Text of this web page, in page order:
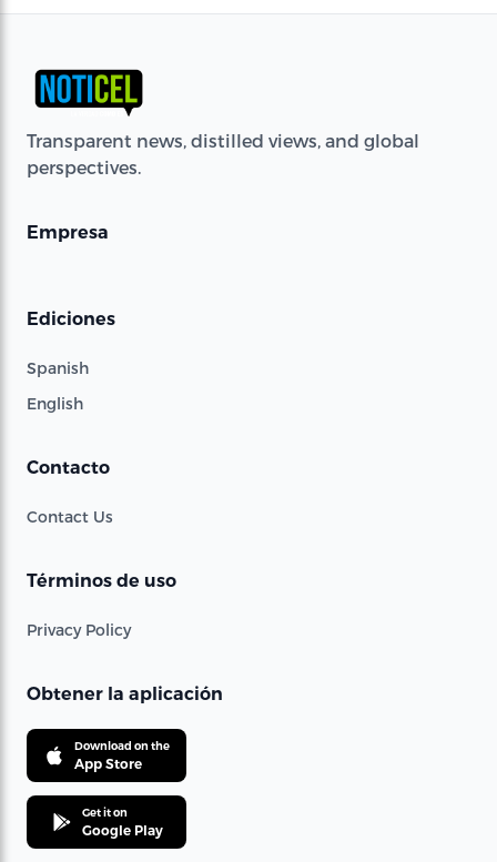
Transparent news, distilled views, and global
perspectives.
Empresa
Ediciones
Spanish
English
Contacto
Contact Us
Términos de uso
Privacy Policy
Obtener la aplicación
Download on the
App Store
Get it on
Google Play